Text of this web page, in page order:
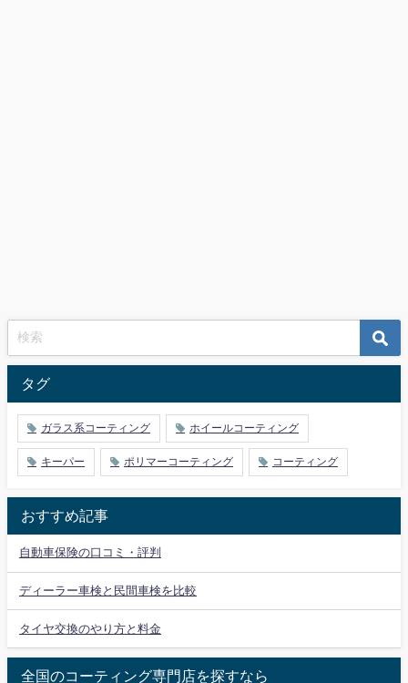
タグ
ガラス系コーティング ホイールコーティング
キーパー ポリマーコーティング コーティング
おすすめ記事
自動車保険の口コミ・評判
ディーラー車検と民間車検を比較
タイヤ交換のやり方と料金
全国のコーティング専門店を探すなら